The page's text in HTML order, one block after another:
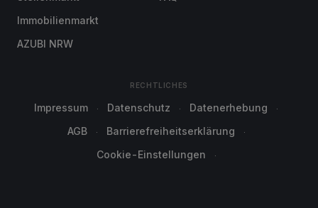
Immobilienmarkt
AZUBI NRW
RECHTLICHES
Impressum Datenschutz
Datenerhebung
AGB
Barrierefreiheitserklärung
Cookie-Einstellungen